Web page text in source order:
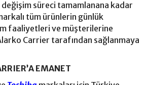
değişim süreci tamamlanana kadar
tüm ürünlerin günlük
faaliyetleri ve müşterilerine
Carrier tarafından sağlanmaya
EMANET